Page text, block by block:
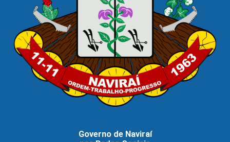
Governo de Naviraí